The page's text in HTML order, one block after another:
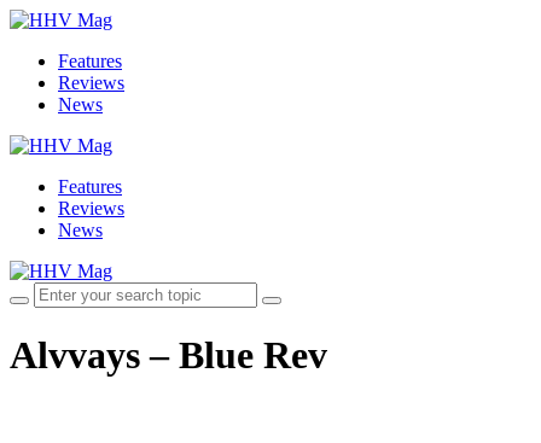
Features
Reviews
News
Features
Reviews
News
Alvvays – Blue Rev